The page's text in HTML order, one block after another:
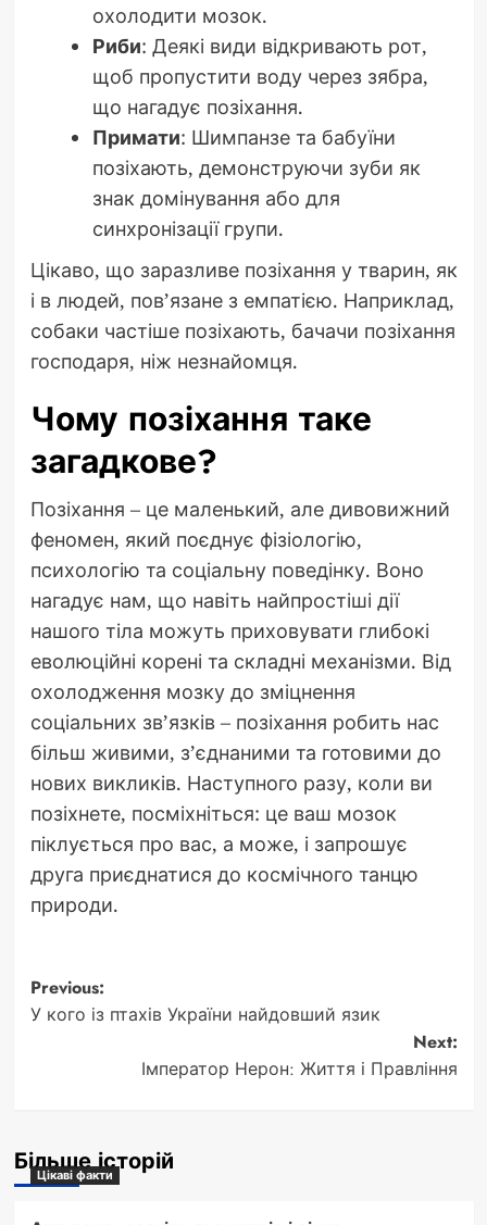
охолодити мозок.
Риби: Деякі види відкривають рот,
щоб пропустити воду через зябра,
що нагадує позіхання.
Примати: Шимпанзе та бабуїни
позіхають, демонструючи зуби як
знак домінування або для
синхронізації групи.
Цікаво, що заразливе позіхання у тварин, як
і в людей, пов’язане з емпатією. Наприклад,
собаки частіше позіхають, бачачи позіхання
господаря, ніж незнайомця.
Чому позіхання таке
загадкове?
Позіхання – це маленький, але дивовижний
феномен, який поєднує фізіологію,
психологію та соціальну поведінку. Воно
нагадує нам, що навіть найпростіші дії
нашого тіла можуть приховувати глибокі
еволюційні корені та складні механізми. Від
охолодження мозку до зміцнення
соціальних зв’язків – позіхання робить нас
більш живими, з’єднаними та готовими до
нових викликів. Наступного разу, коли ви
позіхнете, посміхніться: це ваш мозок
піклується про вас, а може, і запрошує
друга приєднатися до космічного танцю
природи.
Post
navigation
Previous:
У кого із птахів України найдовший язик
Next:
Імператор Нерон: Життя і Правління
Більше історій
Цікаві факти